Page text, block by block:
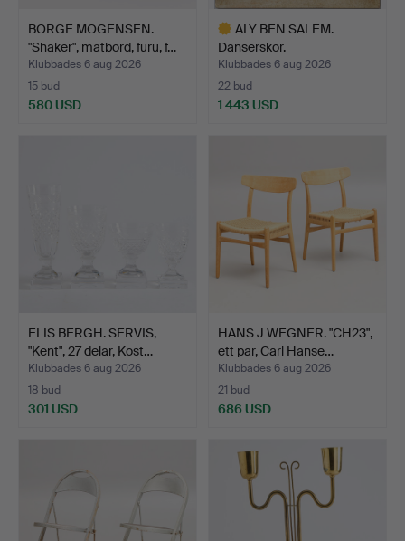
BORGE MOGENSEN.
"Shaker", matbord, furu, f…
Klubbades 6 aug 2026
15 bud
580 USD
ALY BEN SALEM.
Danserskor.
Klubbades 6 aug 2026
22 bud
1 443 USD
ELIS BERGH. SERVIS,
"Kent", 27 delar, Kost…
Klubbades 6 aug 2026
18 bud
301 USD
HANS J WEGNER. "CH23",
ett par, Carl Hanse…
Klubbades 6 aug 2026
21 bud
686 USD